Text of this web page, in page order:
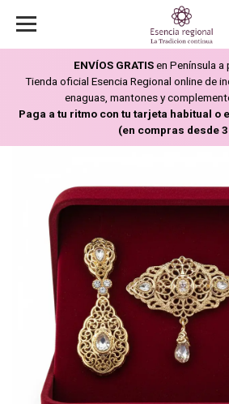
ENVÍOS GRATISen Península a
Tienda oficial Esencia Regional online de
enaguas, mantones y
Paga a tu ritmo con tu tarjeta habitual o
(en compras desde